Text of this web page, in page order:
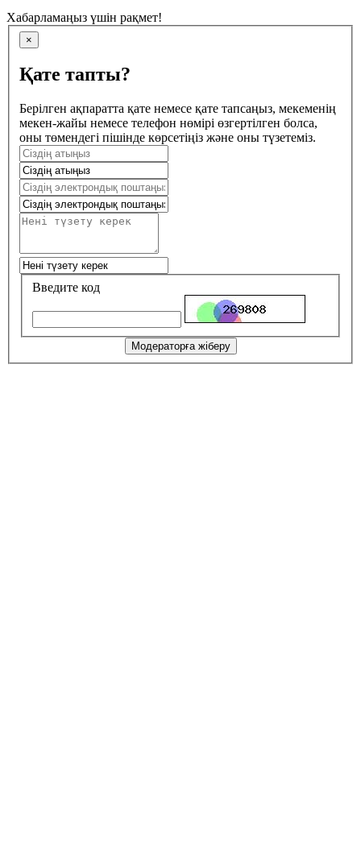
Хабарламаңыз үшін рақмет!
×
Қате тапты?
Берілген ақпаратта қате немесе қате тапсаңыз, мекеменің
мекен-жайы немесе телефон нөмірі өзгертілген болса,
оны төмендегі пішінде көрсетіңіз және оны түзетеміз.
Введите код
Модераторға жіберу